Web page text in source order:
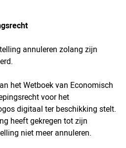
annuleren zolang zijn
het Wetboek van Economisch
voor het
digitaal ter beschikking stelt.
heeft gekregen tot zijn
niet meer annuleren.